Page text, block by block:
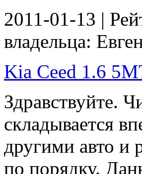
2011-01-13 |
владельца:
Kia Ceed 1.6
Здравствуйте.
складывается
другими авто и
по порядку.